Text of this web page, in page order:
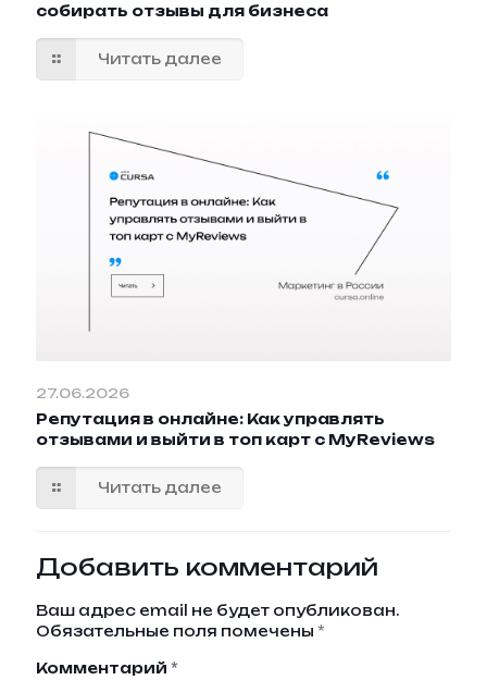
собирать отзывы для бизнеса
Читать далее
27.06.2026
Репутация в онлайне: Как управлять
отзывами и выйти в топ карт с MyReviews
Читать далее
Добавить комментарий
Ваш адрес email не будет опубликован.
Обязательные поля помечены *
Комментарий *